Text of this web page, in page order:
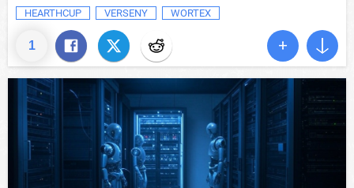
1
HEARTHCUP
VERSENY WORTEX